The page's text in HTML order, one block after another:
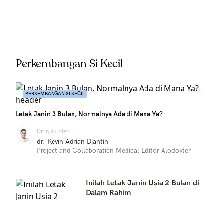
Perkembangan Si Kecil
PERKEMBANGAN SI KECIL
Letak Janin 3 Bulan, Normalnya Ada di Mana Ya?
Ditinjau oleh
dr. Kevin Adrian Djantin
Project and Collaboration Medical Editor Alodokter
Inilah Letak Janin Usia 2 Bulan di
Dalam Rahim